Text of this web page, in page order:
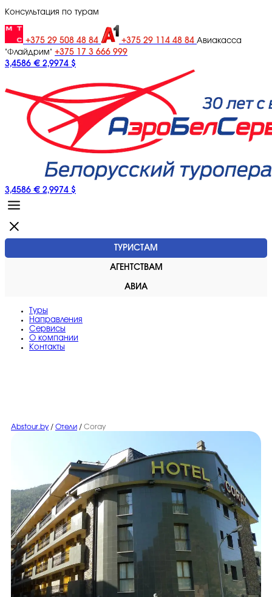
Консультация по турам
+375 29 508 48 84 +375 29 114 48 84 Авиакасса
"Флайдрим" +375 17 3 666 999
3,4586 € 2,9974 $
3,4586 € 2,9974 $
ТУРИСТАМ
АГЕНТСТВАМ
АВИА
Туры
Направления
Сервисы
O компании
Контакты
Abstour.by / Отели / Coray